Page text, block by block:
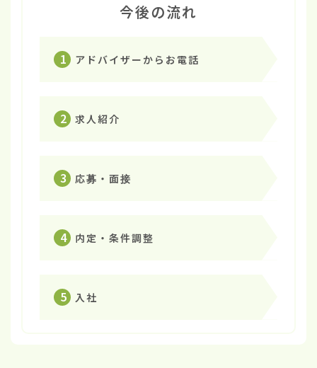
今後の流れ
1 アドバイザーからお電話
2 求人紹介
3 応募・面接
4 内定・条件調整
5 入社